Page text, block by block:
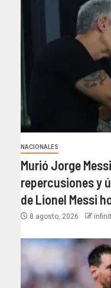
NACIONALES
Murió Jorge
repercusiones y
de Lionel Messi
8 agosto, 2026